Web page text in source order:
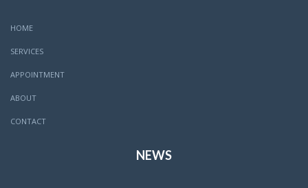
HOME
SERVICES
APPOINTMENT
ABOUT
CONTACT
NEWS